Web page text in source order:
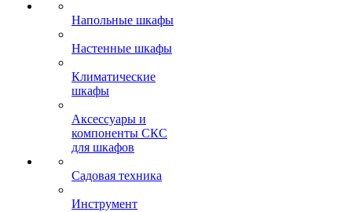
Напольные шкафы
Настенные шкафы
Климатические
шкафы
Аксессуары и
компоненты СКС
для шкафов
Садовая техника
Инструмент